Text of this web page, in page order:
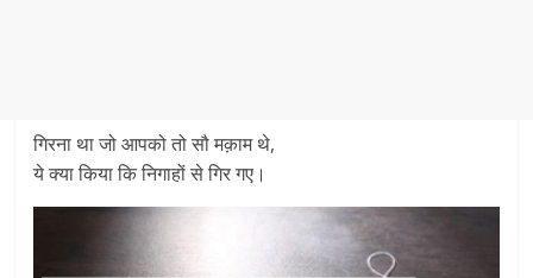
गिरना था जो आपको तो सौ मक़ाम थे,
ये क्या किया कि निगाहों से गिर गए।